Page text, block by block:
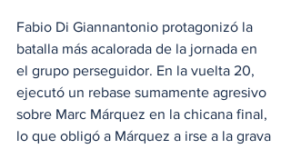
Fabio Di Giannantonio protagonizó la
batalla más acalorada de la jornada en
el grupo perseguidor. En la vuelta 20,
ejecutó un rebase sumamente agresivo
sobre Marc Márquez en la chicana final,
lo que obligó a Márquez a irse a la grava